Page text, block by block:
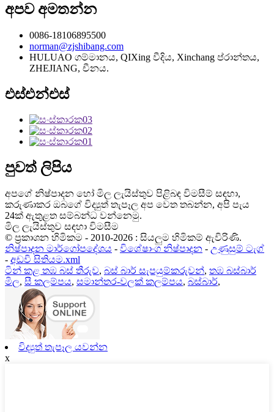
අපව අමතන්න
0086-18106895500
norman@zjshibang.com
HULUAO ගම්මානය, QIXing වීදිය, Xinchang ප්රාන්තය,
ZHEJIANG, චීනය.
එස්එන්එස්
පුවත් ලිපිය
අපගේ නිෂ්පාදන හෝ මිල ලැයිස්තුව පිළිබඳ විමසීම් සඳහා,
කරුණාකර ඔබගේ විද්‍යුත් තැපෑල අප වෙත තබන්න, අපි පැය
24ක් ඇතුළත සම්බන්ධ වන්නෙමු.
මිල ලැයිස්තුව සඳහා විමසීම
© ප්‍රකාශන හිමිකම - 2010-2026 : සියලුම හිමිකම් ඇවිරිණි.
නිෂ්පාදන මාර්ගෝපදේශය - විශේෂාංග නිෂ්පාදන - උණුසුම් ටැග්
- අඩවි සිතියම.xml
ටින් කළ තඹ බස් තීරුව, බස් බාර් සැපයුම්කරුවන්, තඹ බස්බාර්
මිල, සී කලම්පය, සමාන්තර-වලක් කලම්පය, බස්බාර්,
විද්‍යුත් තැපෑල යවන්න
x